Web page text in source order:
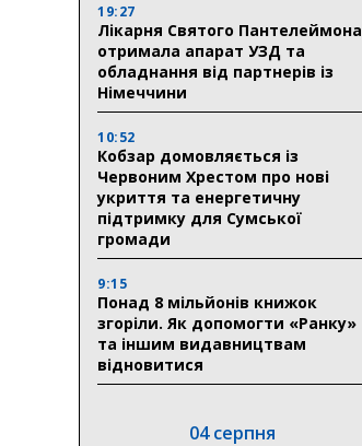
19:27
Лікарня Святого Пантелеймона
отримала апарат УЗД та
обладнання від партнерів із
Німеччини
10:52
Кобзар домовляється із
Червоним Хрестом про нові
укриття та енергетичну
підтримку для Сумської
громади
9:15
Понад 8 мільйонів книжок
згоріли. Як допомогти «Ранку»
та іншим видавництвам
відновитися
04 серпня